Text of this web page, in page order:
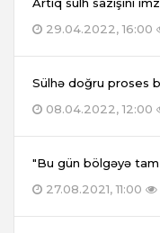
Artıq sülh sazişini
29.04.2022, 16:00
Sülhə doğru proses
08.04.2022, 12:00
"Bu gün bölgəyə
27.08.2021, 11:00